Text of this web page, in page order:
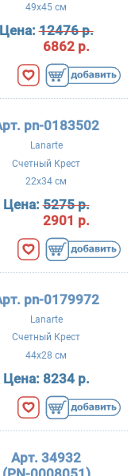
49x45 см
Цена:12476 р.
6862 р.
pn-0183502
Lanarte
Счетный Крест
22x34 см
Цена:5275 р.
2901 р.
pn-0179972
Lanarte
Счетный Крест
44x28 см
Цена: 8234 р.
Арт. 34932